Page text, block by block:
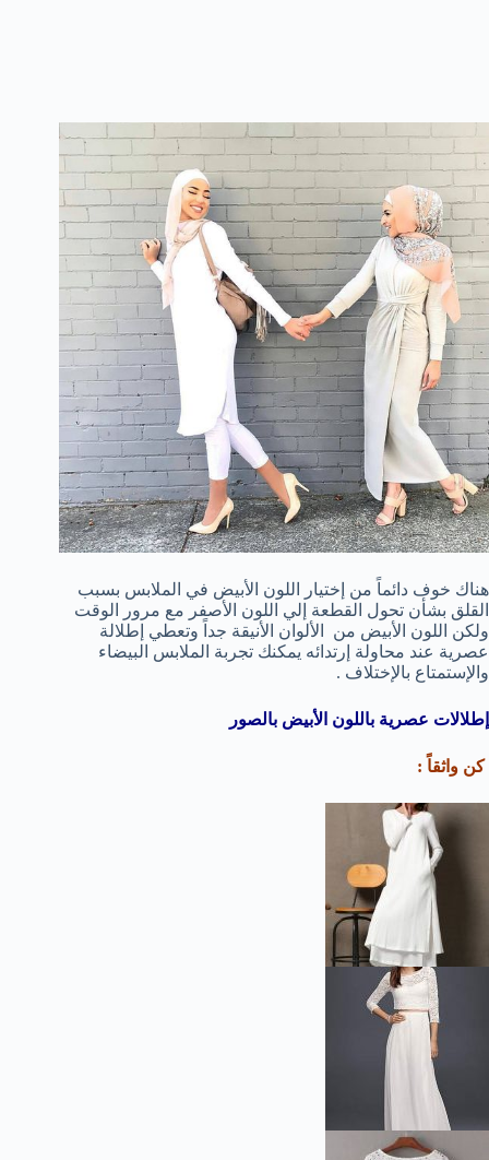
هناك خوف دائماً من إختيار اللون الأبيض في الملابس بسبب
القلق بشأن تحول القطعة إلي اللون الأصفر مع مرور الوقت
ولكن اللون الأبيض من الألوان الأنيقة جداً وتعطي إطلالة
عصرية عند محاولة إرتدائه يمكنك تجربة الملابس البيضاء
والإستمتاع بالإختلاف .
إطلالات عصرية باللون الأبيض بالصور
كن واثقاً :